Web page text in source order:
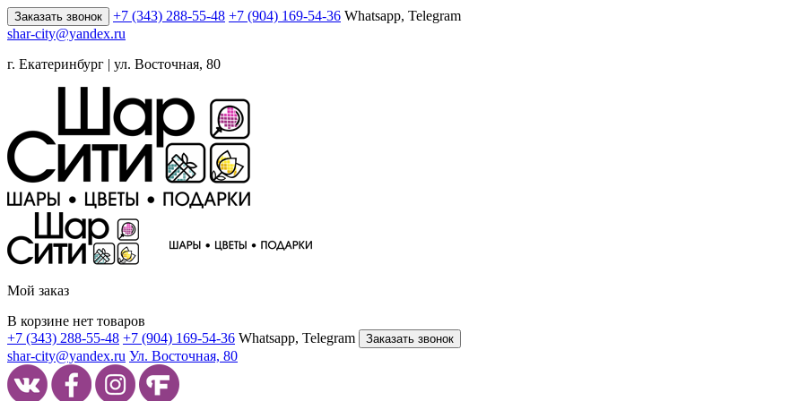
Заказать звонок +7 (343) 288-55-48 +7 (904) 169-54-36 Whatsapp, Telegram
shar-city@yandex.ru
г. Екатеринбург | ул. Восточная, 80
Мой заказ
В корзине нет товаров
+7 (343) 288-55-48 +7 (904) 169-54-36 Whatsapp, Telegram Заказать звонок
shar-city@yandex.ru Ул. Восточная, 80